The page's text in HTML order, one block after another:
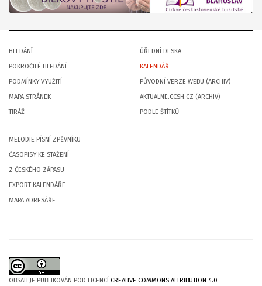
HLEDÁNÍ
POKROČILÉ HLEDÁNÍ
PODMÍNKY VYUŽITÍ
MAPA STRÁNEK
TIRÁŽ
ÚŘEDNÍ DESKA
KALENDÁŘ
PŮVODNÍ VERZE WEBU (ARCHIV)
AKTUALNE.CCSH.CZ (ARCHIV)
PODLE ŠTÍTKŮ
MELODIE PÍSNÍ ZPĚVNÍKU
ČASOPISY KE STAŽENÍ
Z ČESKÉHO ZÁPASU
EXPORT KALENDÁŘE
MAPA ADRESÁŘE
OBSAH JE PUBLIKOVÁN POD LICENCÍ CREATIVE COMMONS ATTRIBUTION 4.0